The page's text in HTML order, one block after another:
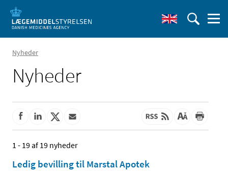
Nyheder
Nyheder
1 - 19 af 19 nyheder
Ledig bevilling til Marstal Apotek